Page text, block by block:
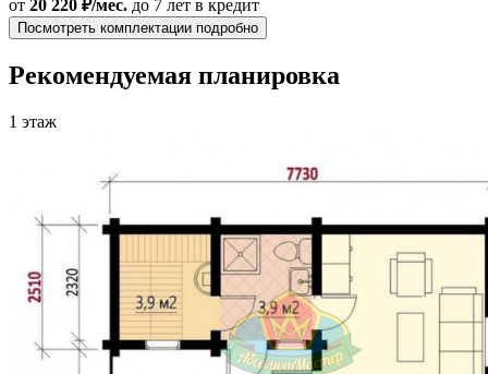
от 20 220 ₽/мес. до 7 лет в кредит
Посмотреть комплектации подробно
Рекомендуемая планировка
1 этаж